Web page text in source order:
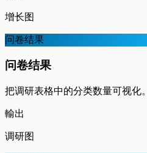
增长图
问卷结果
问卷结果
把调研表格中的分类数量可视化。
輸出
调研图